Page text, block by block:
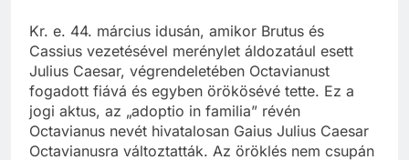
Kr. e. 44. március idusán, amikor Brutus és
Cassius vezetésével merénylet áldozatául esett
Julius Caesar, végrendeletében Octavianust
fogadott fiává és egyben örökösévé tette. Ez a
jogi aktus, az „adoptio in familia” révén
Octavianus nevét hivatalosan Gaius Julius Caesar
Octavianusra változtatták. Az öröklés nem csupán